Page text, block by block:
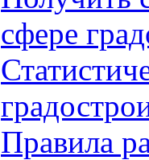
сфере
Правила